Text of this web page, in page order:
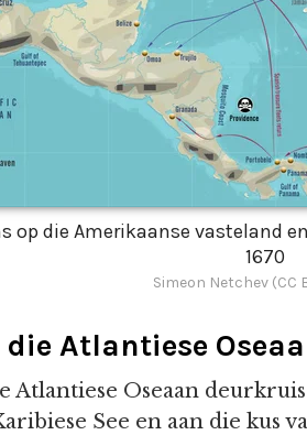
op die Amerikaanse vasteland
1670
Simeon Netchev (CC
Atlantiese
Atlantiese Oseaan
See en aan die kus